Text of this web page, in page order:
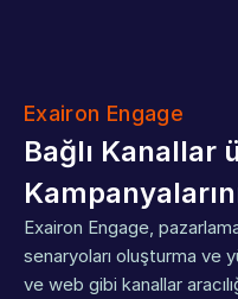
Exairon Engage
Bağlı Kanallar
Exairon Engage,
senaryoları oluşturma ve
ve web gibi kanallar